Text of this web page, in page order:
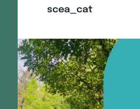
scea_cat